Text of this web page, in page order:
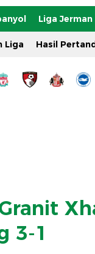
Liga Jerman
Liga Hasil
3-1